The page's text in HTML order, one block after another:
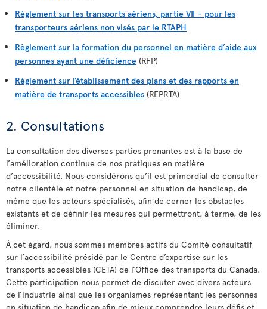
Règlement sur les transports aériens, partie VII – pour les
transporteurs aériens non visés par le RTAPH
Règlement sur la formation du personnel en matière d’aide aux
personnes ayant une déficience (RFP)
Règlement sur l’établissement des plans et des rapports en
matière de transports accessibles (REPRTA)
2. Consultations
La consultation des diverses parties prenantes est à la base de
l’amélioration continue de nos pratiques en matière
d’accessibilité. Nous considérons qu’il est primordial de consulter
notre clientèle et notre personnel en situation de handicap, de
même que les acteurs spécialisés, afin de cerner les obstacles
existants et de définir les mesures qui permettront, à terme, de les
éliminer.
À cet égard, nous sommes membres actifs du Comité consultatif
sur l’accessibilité présidé par le Centre d’expertise sur les
transports accessibles (CETA) de l’Office des transports du Canada.
Cette participation nous permet de discuter avec divers acteurs
de l’industrie ainsi que les organismes représentant les personnes